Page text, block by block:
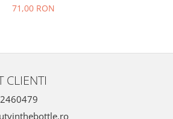
71,00 RON
CLIENTI